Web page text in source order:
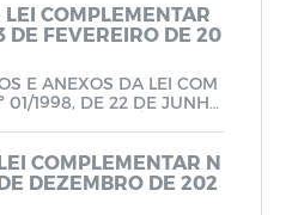
COMPLEMENTAR
DE FEVEREIRO DE 20
E ANEXOS DA LEI COM
01/1998, DE 22 DE JUNHO
COMPLEMENTAR N
DEZEMBRO DE 202